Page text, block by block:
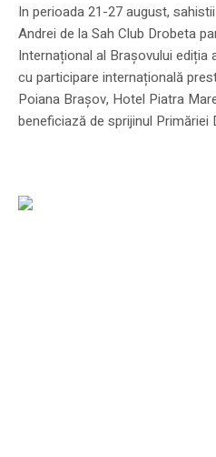
In perioada 21-27 august,
Andrei de la Sah Club Drobeta
Internațional al Brașovului
cu participare internațională
Poiana Brașov, Hotel Piatra
beneficiază de sprijinul Primăriei